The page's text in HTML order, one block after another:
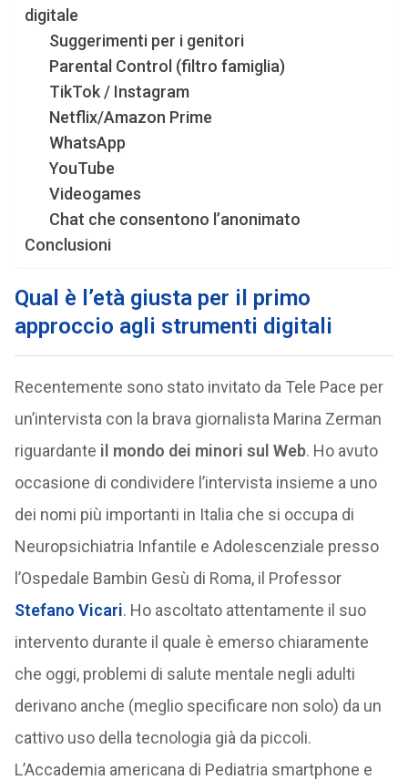
digitale
Suggerimenti per i genitori
Parental Control (filtro famiglia)
TikTok / Instagram
Netflix/Amazon Prime
WhatsApp
YouTube
Videogames
Chat che consentono l’anonimato
Conclusioni
Qual è l’età giusta per il primo
approccio agli strumenti digitali
Recentemente sono stato invitato da Tele Pace per
un’intervista con la brava giornalista Marina Zerman
riguardante il mondo dei minori sul Web. Ho avuto
occasione di condividere l’intervista insieme a uno
dei nomi più importanti in Italia che si occupa di
Neuropsichiatria Infantile e Adolescenziale presso
l’Ospedale Bambin Gesù di Roma, il Professor
Stefano Vicari. Ho ascoltato attentamente il suo
intervento durante il quale è emerso chiaramente
che oggi, problemi di salute mentale negli adulti
derivano anche (meglio specificare non solo) da un
cattivo uso della tecnologia già da piccoli.
L’Accademia americana di Pediatria smartphone e